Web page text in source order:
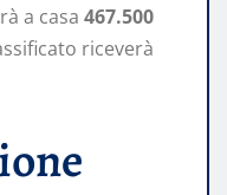
a casa 467.500
riceverà